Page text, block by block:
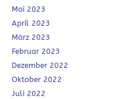
Mai 2023
April 2023
März 2023
Februar 2023
Dezember 2022
Oktober 2022
Juli 2022